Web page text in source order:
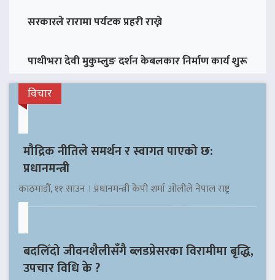
सरकारले रारामा पर्यटक प्रहरी राख्ने
पाथीभरा देवी मुकुम्लुङ दर्शन केबलकार निर्माण कार्य शुरू
विचार
मौद्रिक नीतिले समर्थन र स्वागत पाएको छ:
प्रधानमन्त्री
काठमाडौँ, ११ साउन । प्रधानमन्त्री केपी शर्मा ओलीले नेपाल राष्ट्र
बदलिँदो जीवनशैलीसँगै ब्लडप्रेसरका विरामीमा बृद्धि,
उपचार विधि के ?